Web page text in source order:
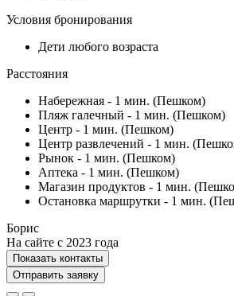
Условия бронирования
Дети любого возраста
Расстояния
Набережная - 1 мин. (Пешком)
Пляж галечный - 1 мин. (Пешком)
Центр - 1 мин. (Пешком)
Центр развлечений - 1 мин.
Рынок - 1 мин. (Пешком)
Аптека - 1 мин. (Пешком)
Магазин продуктов - 1 мин.
Остановка маршрутки - 1 мин.
Борис
На сайте с 2023 года
Показать контакты
Отправить заявку